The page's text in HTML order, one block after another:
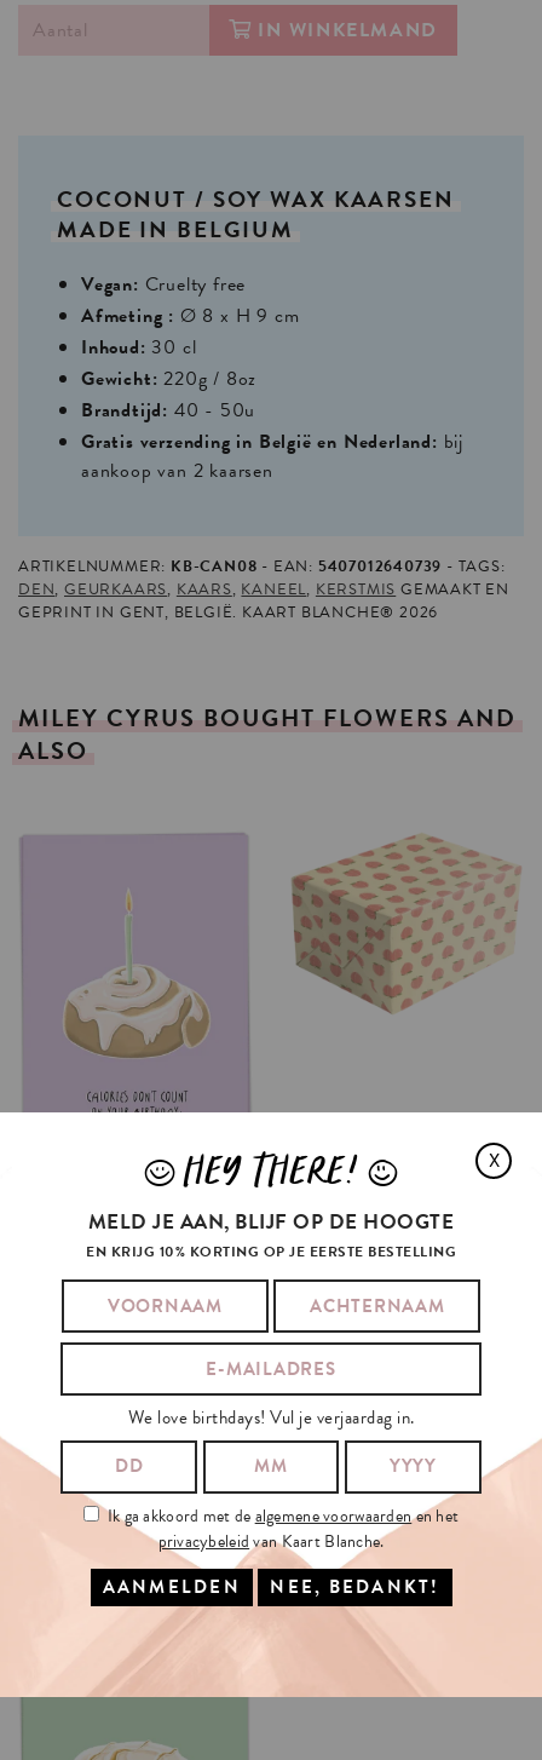
IN WINKELMAND
COCONUT / SOY WAX KAARSEN
MADE IN BELGIUM
Vegan: Cruelty free
Afmeting : Ø 8 x H 9 cm
Inhoud: 30 cl
Gewicht:220g / 8oz
Brandtijd: 40 - 50u
Gratis verzending in België en Nederland: bij
aankoop van 2 kaarsen
ARTIKELNUMMER: KB-CAN08 EAN: 5407012640739
TAGS:
DEN,GEURKAARS, KAARS, KANEEL, KERSTMIS GEMAAKT EN
GEPRINT IN GENT, BELGIË. KAART BLANCHE® 2026
MILEY CYRUS BOUGHT FLOWERS AND
ALSO
X
JHEY THERE! L
MELD JE AAN, BLIJF OP DE HOOGTE
EN KRIJG 10% KORTING OP JE EERSTE BESTELLING
We love birthdays! Vul je verjaardag in.
Ik ga akkoord met dealgemene voorwaardenen het
privacybeleidvan Kaart Blanche.